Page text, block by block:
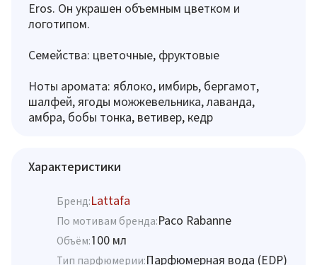
Eros. Он украшен объемным цветком и
логотипом.
Семейства: цветочные, фруктовые
Ноты аромата: яблоко, имбирь, бергамот,
шалфей, ягоды можжевельника, лаванда,
амбра, бобы тонка, ветивер, кедр
Характеристики
Бренд:Lattafa
По мотивам бренда:Paco Rabanne
Объём:100 мл
Тип парфюмерии:Парфюмерная вода (EDP)